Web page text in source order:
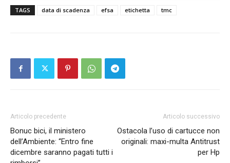
TAGS data di scadenza efsa etichetta tmc
Articolo precedente
Bonuc bici, il ministero
dell’Ambiente: “Entro fine
dicembre saranno pagati tutti i
Articolo successivo
Ostacola l’uso di cartucce non
originali: maxi-multa Antitrust
per Hp